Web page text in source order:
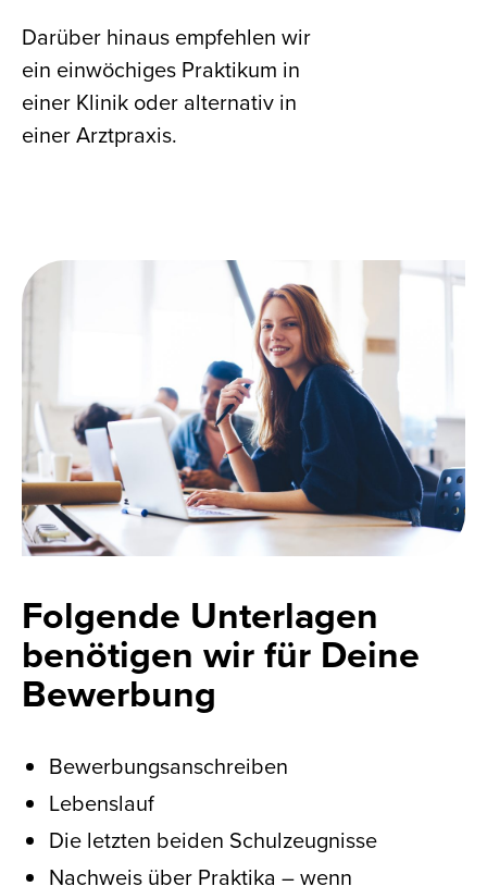
Darüber hinaus empfehlen wir
ein einwöchiges Praktikum in
einer Klinik oder alternativ in
einer Arztpraxis.
Folgende Unterlagen
benötigen wir für Deine
Bewerbung
Bewerbungsanschreiben
Lebenslauf
Die letzten beiden Schulzeugnisse
Nachweis über Praktika – wenn